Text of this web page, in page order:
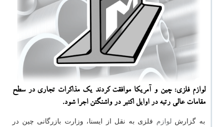
لوازم فلزی: چین و آمریكا موافقت كردند یك مذاكرات تجاری در سطح
مقامات عالی رتبه در اوایل اكتبر در واشنگتن اجرا شود.
به گزارش لوازم فلزی به نقل از ایسنا، وزارت بازرگانی چین در